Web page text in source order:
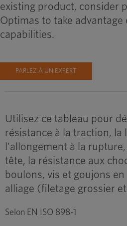
existing product, consider
Optimas to take advantage
capabilities.
PARLEZ À UN EXPERT
Utilisez ce tableau pour
résistance à la traction, la
l'allongement à la
tête, la résistance aux
boulons, vis et goujons
alliage (filetage grossier
Selon EN ISO 898-1